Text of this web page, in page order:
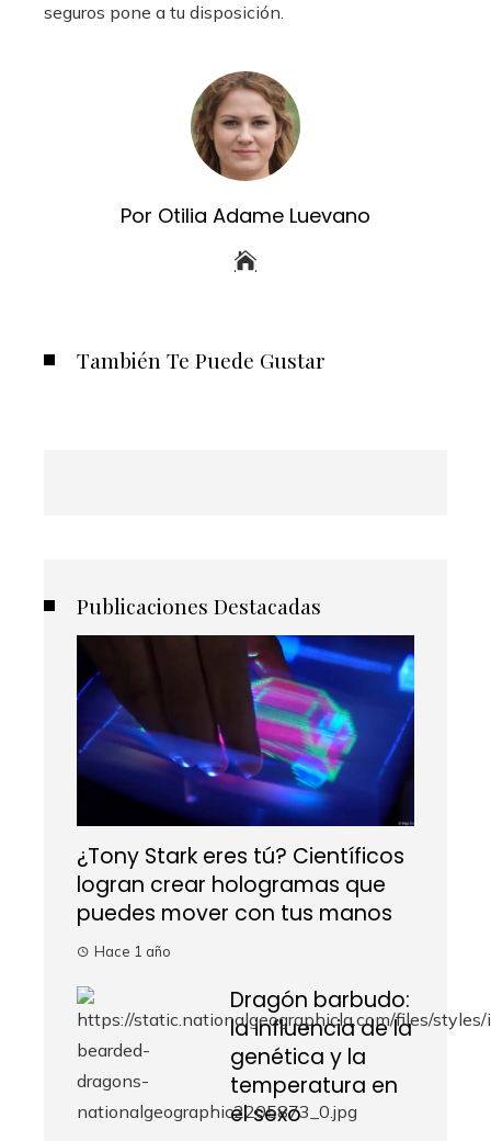
seguros pone a tu disposición.
Por Otilia Adame Luevano
También Te Puede Gustar
Publicaciones Destacadas
¿Tony Stark eres tú? Científicos
logran crear hologramas que
puedes mover con tus manos
Hace 1 año
Dragón barbudo:
la influencia de la
genética y la
temperatura en
el sexo